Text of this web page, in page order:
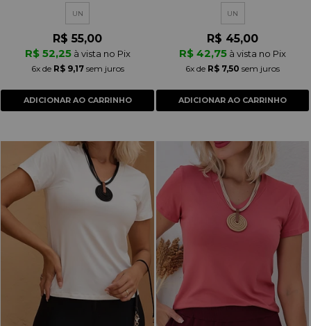
UN
R$ 55,00
R$ 52,25 à vista no Pix
6xde R$ 9,17sem juros
ADICIONAR AO CARRINHO
UN
R$ 45,00
R$ 42,75 à vista no Pix
6x de R$ 7,50 sem juros
ADICIONAR AO CARRINHO